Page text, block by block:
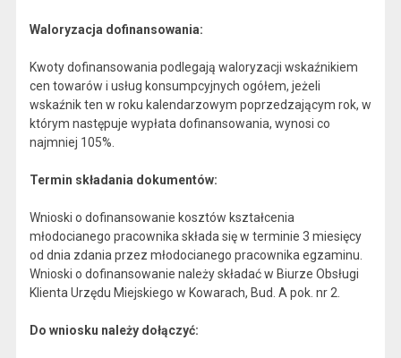
Waloryzacja dofinansowania:
Kwoty dofinansowania podlegają waloryzacji wskaźnikiem
cen towarów i usług konsumpcyjnych ogółem, jeżeli
wskaźnik ten w roku kalendarzowym poprzedzającym rok, w
którym następuje wypłata dofinansowania, wynosi co
najmniej 105%.
Termin składania dokumentów:
Wnioski o dofinansowanie kosztów kształcenia
młodocianego pracownika składa się w terminie 3 miesięcy
od dnia zdania przez młodocianego pracownika egzaminu.
Wnioski o dofinansowanie należy składać w Biurze Obsługi
Klienta Urzędu Miejskiego w Kowarach, Bud. A pok. nr 2.
Do wniosku należy dołączyć: